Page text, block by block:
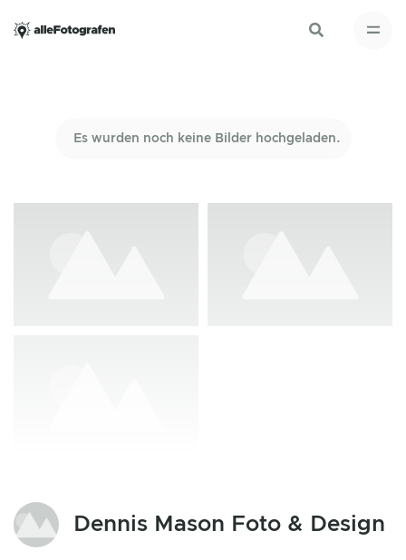
Es wurden noch keine Bilder hochgeladen.
Dennis Mason Foto & Design